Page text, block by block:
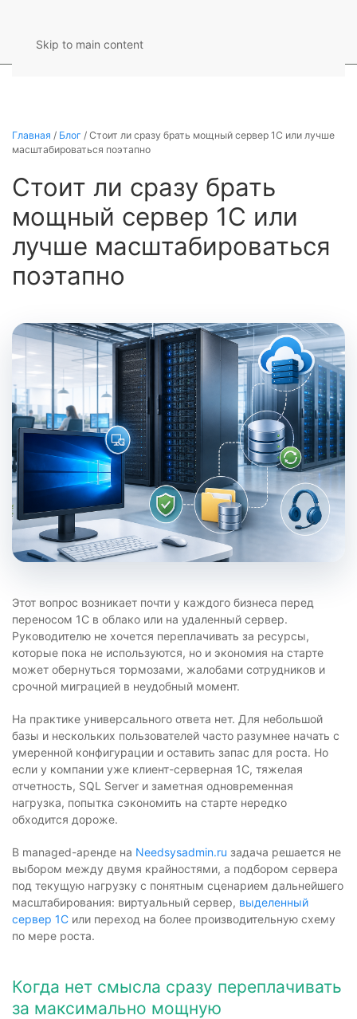
Skip to main content
Главная / Блог / Стоит ли сразу брать мощный сервер 1С или лучше
масштабироваться поэтапно
Стоит ли сразу брать
мощный сервер 1С или
лучше масштабироваться
поэтапно
Этот вопрос возникает почти у каждого бизнеса перед
переносом 1С в облако или на удаленный сервер.
Руководителю не хочется переплачивать за ресурсы,
которые пока не используются, но и экономия на старте
может обернуться тормозами, жалобами сотрудников и
срочной миграцией в неудобный момент.
На практике универсального ответа нет. Для небольшой
базы и нескольких пользователей часто разумнее начать с
умеренной конфигурации и оставить запас для роста. Но
если у компании уже клиент-серверная 1С, тяжелая
отчетность, SQL Server и заметная одновременная
нагрузка, попытка сэкономить на старте нередко
обходится дороже.
В managed-аренде на Needsysadmin.ru задача решается не
выбором между двумя крайностями, а подбором сервера
под текущую нагрузку с понятным сценарием дальнейшего
масштабирования: виртуальный сервер, выделенный
сервер 1С или переход на более производительную схему
по мере роста.
Когда нет смысла сразу переплачивать
за максимально мощную